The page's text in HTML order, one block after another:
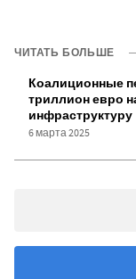
ЧИТАТЬ БОЛЬШЕ
Коалиционные
триллион евро
инфраструктуру
6 марта 2025